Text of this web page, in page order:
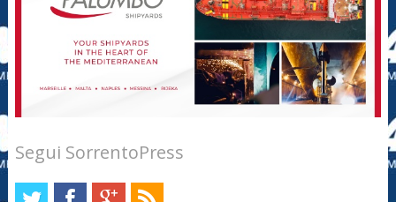
Segui SorrentoPress